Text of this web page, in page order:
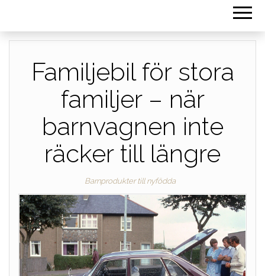
Familjebil för stora
familjer – när
barnvagnen inte
räcker till längre
Barnprodukter till nyfödda